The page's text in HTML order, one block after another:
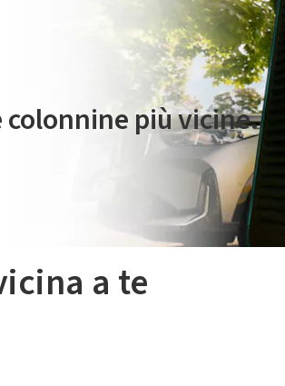
è gestito da Plenitude On The Road
colonnine più vicine.
a te